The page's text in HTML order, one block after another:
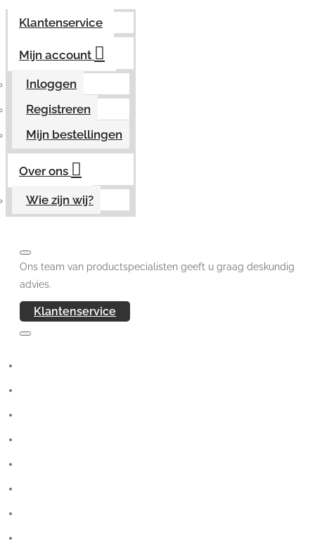
Klantenservice
Mijn account
Inloggen
Registreren
Mijn bestellingen
Over ons
Wie zijn wij?
Ons team van productspecialisten geeft u graag deskundig
advies.
Klantenservice